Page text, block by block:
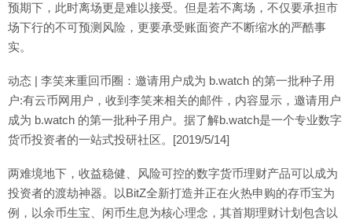
预期下，此时离场更是难以接受。但是若不离场，不仅要承担市
场下行的不可预测风险，更要承受账面资产不断缩水的严酷事
实。
动态 | 李笑来重回币圈：邀请用户成为 b.watch 的第一批种子用
户:有云币网用户，收到李笑来相关的邮件，内容显示，邀请用户
成为 b.watch 的第一批种子用户。据了解b.watch是一个专业数字
货币投资者的一站式投研社区。[2019/5/14]
两难境地下，收益稳健、风险可控的数字货币理财产品可以成为
投资者的渡劫神器。以BitZ全新打造并正在火热申购的存币宝为
例，以余币生宝、闲币生息为核心理念，其首期理财计划包含以